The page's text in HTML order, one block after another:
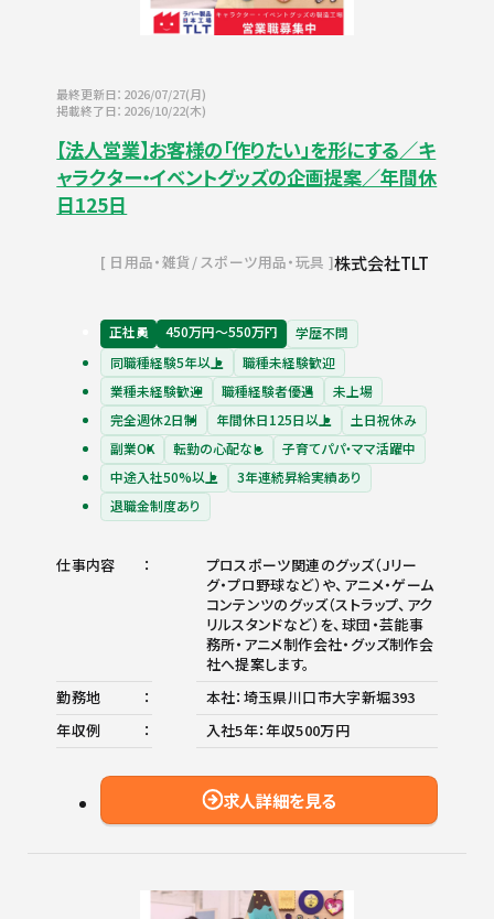
最終更新日：2026/07/27(月)
掲載終了日：2026/10/22(木)
【法人営業】お客様の「作りたい」を形にする／キ
ャラクター・イベントグッズの企画提案／年間休
日125日
日用品・雑貨 スポーツ用品・玩具 株式会社TLT
正社員 450万円〜550万円
学歴不問
同職種経験5年以上
職種未経験歓迎
業種未経験歓迎
職種経験者優遇
未上場
完全週休2日制
年間休日125日以上
土日祝休み
副業OK
転勤の心配なし
子育てパパ・ママ活躍中
中途入社50%以上
3年連続昇給実績あり
退職金制度あり
仕事内容
プロスポーツ関連のグッズ（Jリー
グ・プロ野球など）や、アニメ・ゲーム
コンテンツのグッズ（ストラップ、アク
リルスタンドなど）を、球団・芸能事
務所・アニメ制作会社・グッズ制作会
社へ提案します。
勤務地
本社：埼玉県川口市大字新堀393
年収例
入社5年：年収500万円
求人詳細を見る